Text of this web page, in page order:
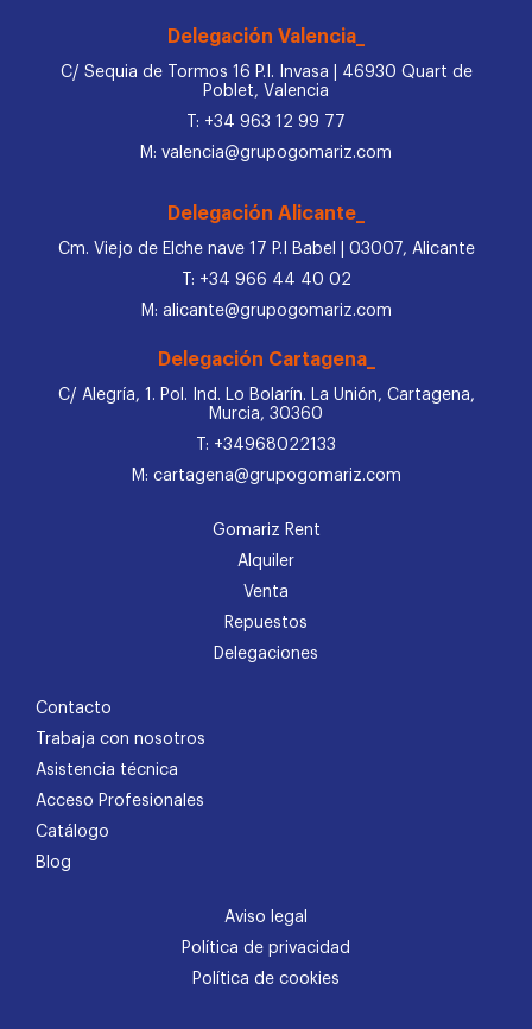
Delegación Valencia_
C/ Sequia de Tormos 16 P.I. Invasa | 46930 Quart de
Poblet, Valencia
T: +34 963 12 99 77
M: valencia@grupogomariz.com
Delegación Alicante_
Cm. Viejo de Elche nave 17 P.I Babel | 03007, Alicante
T: +34 966 44 40 02
M: alicante@grupogomariz.com
Delegación Cartagena_
C/ Alegría, 1. Pol. Ind. Lo Bolarín. La Unión, Cartagena,
Murcia, 30360
T: +34968022133
M: cartagena@grupogomariz.com
Gomariz Rent
Alquiler
Venta
Repuestos
Delegaciones
Contacto
Trabaja con nosotros
Asistencia técnica
Acceso Profesionales
Catálogo
Blog
Aviso legal
Política de privacidad
Política de cookies